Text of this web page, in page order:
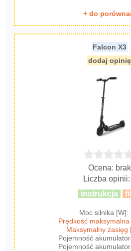
+ do
Falcon X3
dodaj opinię
Ocena: brak
Liczba
instrukcja
Moc silnika [W]:
Prędkość
Maksymalny zasięg
Pojemność
Pojemność